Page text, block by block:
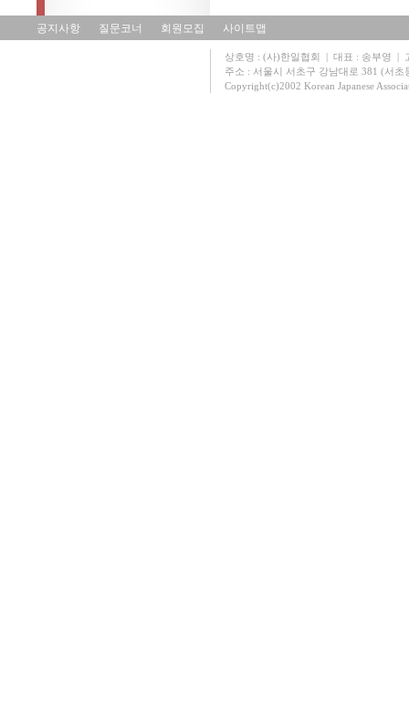
공지사항 질문코너 회원모집 사이트맵
상호명 : (사)한일협회 | 대표 : 송부영 |
주소 : 서울시 서초구 강남대로 381 (서
Copyright(c)2002 Korean Japanese